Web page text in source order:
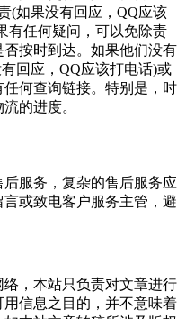
(如果没有回应，QQ应该
有任何疑问，可以免除责
按时到达。如果他们没有
回应，QQ应该打电话)或
何查询链接。特别是，时
的进度。
服务，复杂的售后服务应
或致电客户服务主管，避
，本站只负责对文章进行
信息之目的，并不意味着